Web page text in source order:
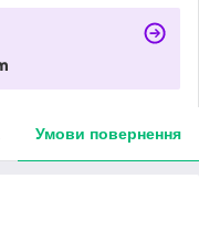
Умови повернення